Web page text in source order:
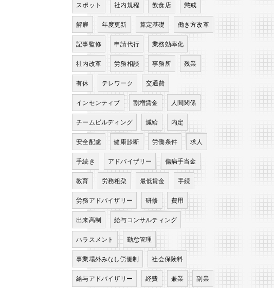
スポット 社内規程 飲食店 懲戒
解雇 年度更新 算定基礎 働き方改革
記事監修 申請代行 業務効率化
社内改革 労務相談 事務所 残業
有休 テレワーク 交通費
インセンティブ 割増賃金 人間関係
チームビルディング 減給 内定
安全配慮 健康診断 労働条件 求人
手続き アドバイザリー 傷病手当金
教育 労務粗朶 最低賃金 手続
労務アドバイザリー 研修 費用
出来高制 給与コンサルティング
ハラスメント 勤怠管理
事業場外みなし労働制 社会保険料
給与アドバイザリー 経費 兼業 副業